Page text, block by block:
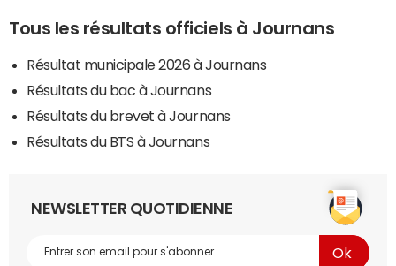
Tous les résultats officiels à Journans
Résultat municipale 2026 à Journans
Résultats du bac à Journans
Résultats du brevet à Journans
Résultats du BTS à Journans
NEWSLETTER QUOTIDIENNE